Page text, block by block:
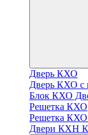
Дверь КХО
Дверь КХО с
Блок КХО
Решетка КХО
Решетка КХО
Двери КХН